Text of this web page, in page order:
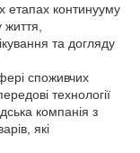
етапах континууму
та догляду
споживчих
технології
компанія з
які